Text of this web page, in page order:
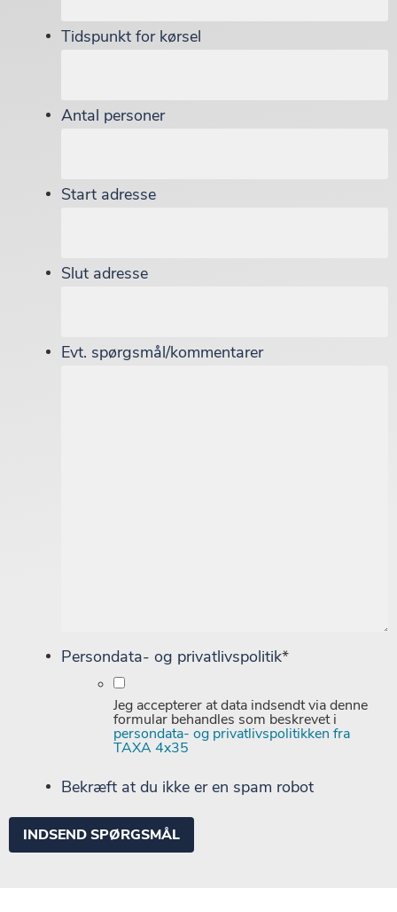
Tidspunkt for kørsel
Antal personer
Start adresse
Slut adresse
Evt. spørgsmål/kommentarer
Persondata- og privatlivspolitik*
Jeg accepterer at data indsendt via denne
formular behandles som beskrevet i
persondata- og privatlivspolitikken fra
TAXA 4x35
Bekræft at du ikke er en spam robot